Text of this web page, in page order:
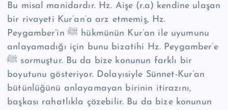
Bu misal manidardır. Hz. Aişe (r.a) kendine ulaşan
bir rivayeti Kur’an’a arz etmemiş, Hz.
Peygamber’in ﷺ hükmünün Kur’an ile uyumunu
anlayamadığı için bunu bizatihi Hz. Peygamber’e
ﷺ sormuştur. Bu da bize konunun farklı bir
boyutunu gösteriyor. Dolayısiyle Sünnet-Kur’an
bütünlüğünü anlayamayan birinin itirazını,
başkası rahatlıkla çözebilir. Bu da bize konunun